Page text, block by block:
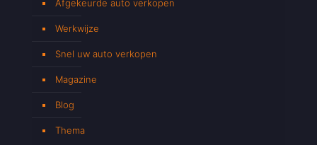
Afgekeurde auto verkopen
Werkwijze
Snel uw auto verkopen
Magazine
Blog
Thema